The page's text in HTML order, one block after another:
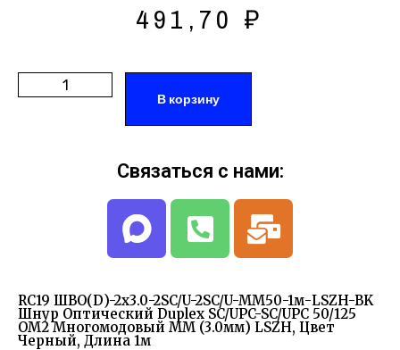
491,70₽
В корзину
RC19 ШВО(d)-2х3.0-2SC/U-2SC/U-MM50-1м-LSZH-BK
Шнур Оптический Duplex SC/UPC-SC/UPC 50/125
OM2 Многомодовый MM (3.0мм) LSZH, Цвет
Черный, Длина 1м
Связаться с нами: